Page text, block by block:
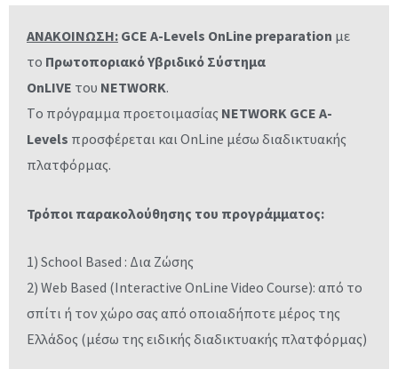
FOR-A-DAY
ΑΝΑΚΟΙΝΩΣΗ: GCE A-Levels OnLine preparation με
το Πρωτοποριακό Υβριδικό Σύστημα
OnLIVE του NETWORK.
Tο πρόγραμμα προετοιμασίας NETWORK GCE A-
Levels προσφέρεται και OnLine μέσω διαδικτυακής
πλατφόρμας.
Τρόποι παρακολούθησης του προγράμματος:
1) School Based : Δια Ζώσης
2) Web Based (Interactive OnLine Video Course): από το
σπίτι ή τον χώρο σας από οποιαδήποτε μέρος της
Ελλάδος (μέσω της ειδικής διαδικτυακής πλατφόρμας)